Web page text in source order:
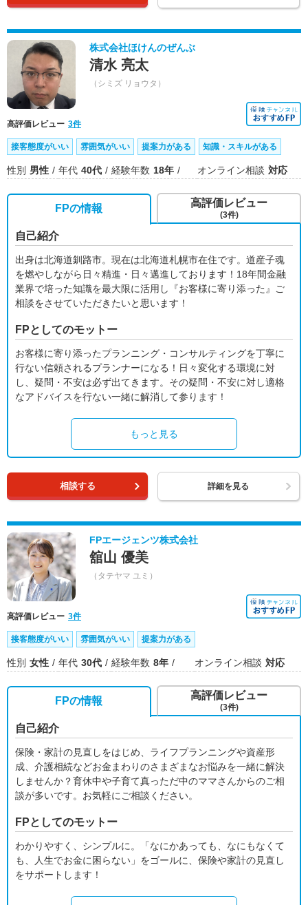
株式会社ほけんのぜんぶ
清水 亮太
（シミズ リョウタ）
高評価レビュー 3件
接客態度がいい 雰囲気がいい 提案力がある 知識・スキルがある
性別 男性 年代 40代 経験年数 18年 オンライン相談 対応
FPの情報
自己紹介
出身は北海道釧路市。現在は北海道札幌市在住です。道産子魂
を燃やしながら日々精進・日々邁進しております！18年間金融
業界で培った知識を最大限に活用し『お客様に寄り添った』ご
相談をさせていただきたいと思います！
FPとしてのモットー
お客様に寄り添ったプランニング・コンサルティングを丁寧に
行ない信頼されるプランナーになる！日々変化する環境に対
し、疑問・不安は必ず出てきます。その疑問・不安に対し適格
なアドバイスを行ない一緒に解消して参ります！
もっと見る
高評価レビュー
(3件)
相談する 詳細を見る
FPエージェンツ株式会社
舘山 優美
（タテヤマ ユミ）
高評価レビュー 3件
接客態度がいい 雰囲気がいい 提案力がある
性別 女性 年代 30代 経験年数 8年 オンライン相談 対応
FPの情報
自己紹介
保険・家計の見直しをはじめ、ライフプランニングや資産形
成、介護相続などお金まわりのさまざまなお悩みを一緒に解決
しませんか？育休中や子育て真っただ中のママさんからのご相
談が多いです。お気軽にご相談ください。
FPとしてのモットー
わかりやすく、シンプルに。「なにかあっても、なにもなくて
も、人生でお金に困らない」をゴールに、保険や家計の見直し
をサポートします！
高評価レビュー
(3件)